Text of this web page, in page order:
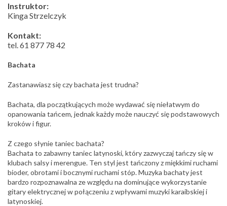
Instruktor:
Kinga Strzelczyk
Kontakt:
tel. 61 877 78 42
Bachata
Zastanawiasz się czy bachata jest trudna?
Bachata, dla początkujących może wydawać się niełatwym do
opanowania tańcem, jednak każdy może nauczyć się podstawowych
kroków i figur.
Z czego słynie taniec bachata?
Bachata to zabawny taniec latynoski, który zazwyczaj tańczy się w
klubach salsy i merengue. Ten styl jest tańczony z miękkimi ruchami
bioder, obrotami i bocznymi ruchami stóp. Muzyka bachaty jest
bardzo rozpoznawalna ze względu na dominujące wykorzystanie
gitary elektrycznej w połączeniu z wpływami muzyki karaibskiej i
latynoskiej.